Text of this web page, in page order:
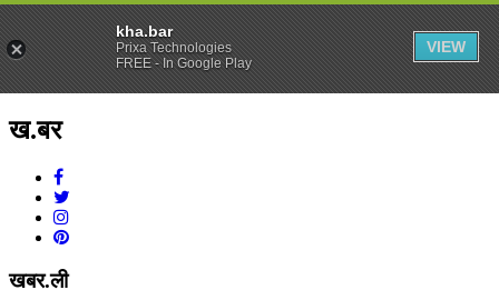
ख.बर
खबर.ली
kha.bar
Prixa Technologies
FREE - In Google Play
VIEW